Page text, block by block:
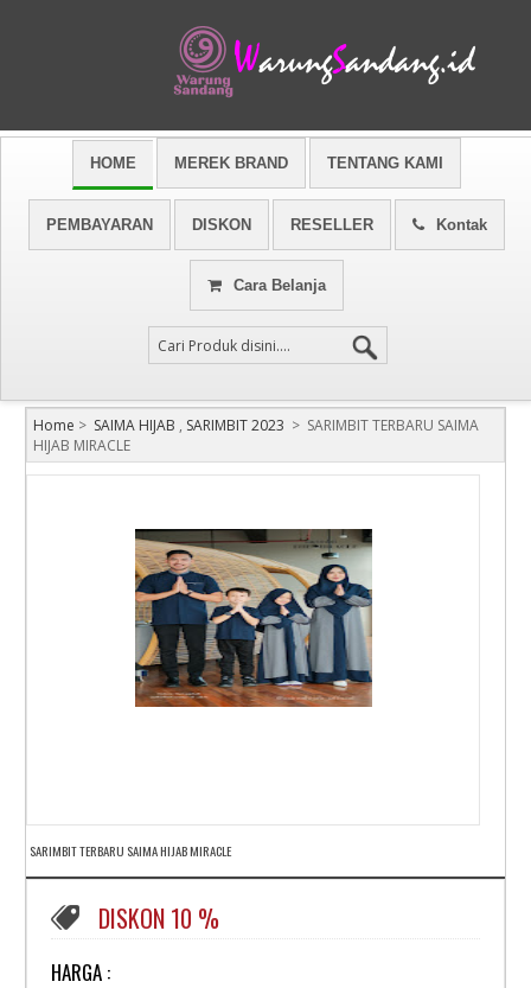
HOME MEREK BRAND TENTANG KAMI
PEMBAYARAN DISKON RESELLER Kontak
Cara Belanja
Home > SAIMA HIJAB , SARIMBIT 2023 > SARIMBIT TERBARU SAIMA
HIJAB MIRACLE
SARIMBIT TERBARU SAIMA HIJAB MIRACLE
DISKON 10 %
HARGA :